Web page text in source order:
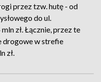
przez tzw. hutę - od
do ul.
zł. Łącznie, przez te
drogowe w strefie
zł.